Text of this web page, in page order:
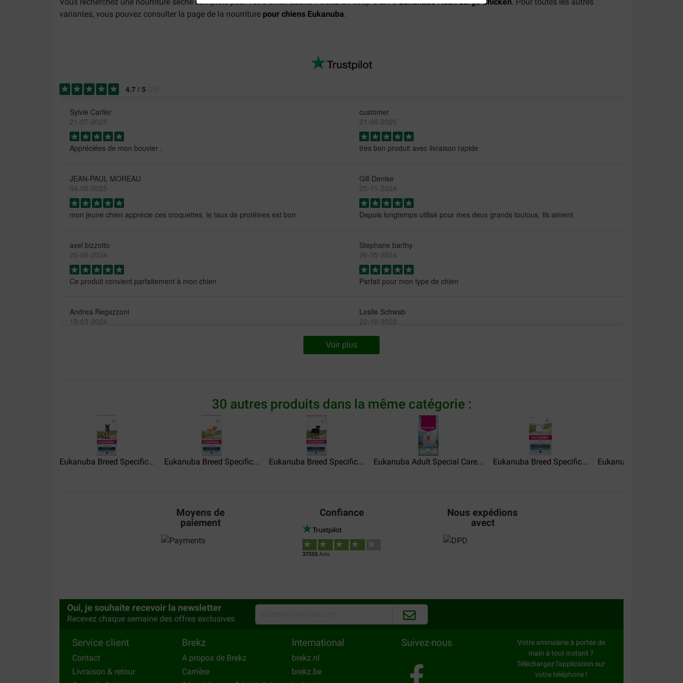
Vous recherchez une nourriture sèche complète pour votre chien adulte ? Jetez un coup d'œil àEukanuba Adult Large Chicken. Pour toutes les autres
variantes, vous pouvez consulter la page de la nourriture pour chiens Eukanuba.
4.7 / 5
Sylvie Carlier
21-07-2025
Appréciées de mon bouvier .
customer
21-06-2025
tres bon produit avec livraison rapide
JEAN-PAUL MOREAU
04-05-2025
mon jeune chien apprécie ces croquettes. le taux de protéines est bon
Gill Denise
25-11-2024
Depuis longtemps utilisé pour mes deux grands toutous. Ils aiment
axel bizzotto
20-06-2024
Ce produit convient parfaitement à mon chien
Stephane barthy
26-05-2024
Parfait pour mon type de chien
Andrea Regazzoni
18-03-2024
Leslie Schwab
22-10-2022
YVES DURGUE
02-08-2022
Voir plus
30 autres produits dans la même catégorie :
Eukanuba Breed Specific... Eukanuba Breed Specific... Eukanuba Breed Specific... Eukanuba Adult Special Care... Eukanuba Breed Specific... Eukanuba Senior Small
Moyens de
paiement
Confiance
37255Avis
Nous expédions
avect
Oui, je souhaite recevoir la newsletter
Recevez chaque semaine des offres exclusives
Service client
Contact
Livraison & retour
Brekz
A propos de Brekz
Carrière
International
brekz.nl
brekz.be
Suivez-nous
Votre animalerie à portée de
main à tout instant ?
Téléchargez l'application sur
votre téléphone !